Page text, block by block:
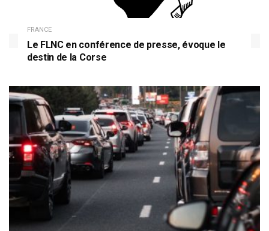
FRANCE
Le FLNC en conférence de presse, évoque le
destin de la Corse